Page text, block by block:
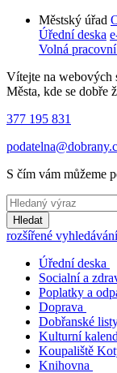
Městský úřad
Úřední deska
Volná
Vítejte na webových
Města, kde se dobře
377 195 831
S čím vám můžeme
Hledat
rozšířené vyhledávání
Úřední deska
Socialní a
Poplatky a
Doprava
Dobřanské
Kulturní
Koupaliště
Knihovna